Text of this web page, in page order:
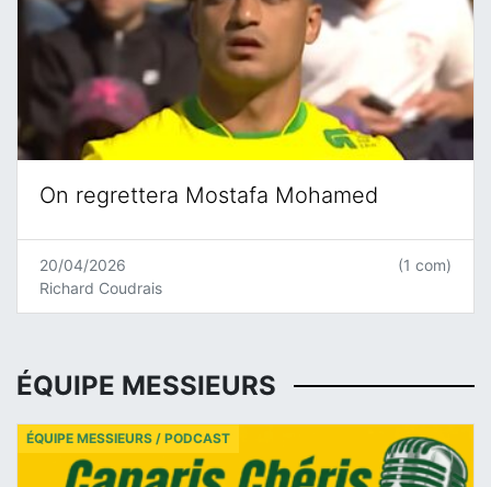
On regrettera Mostafa Mohamed
20/04/2026
Richard Coudrais
(1 com)
ÉQUIPE MESSIEURS
ÉQUIPE MESSIEURS / PODCAST